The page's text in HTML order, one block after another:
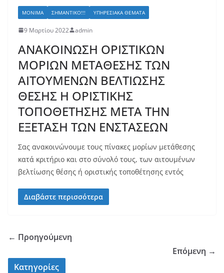
ΜΌΝΙΜΑ ΣΗΜΑΝΤΙΚΌ!!! ΥΠΗΡΕΣΙΑΚΆ ΘΈΜΑΤΑ
9 Μαρτίου 2022 admin
ΑΝΑΚΟΙΝΩΣΗ ΟΡΙΣΤΙΚΩΝ
ΜΟΡΙΩΝ ΜΕΤΑΘΕΣΗΣ ΤΩΝ
ΑΙΤΟΥΜΕΝΩΝ ΒΕΛΤΙΩΣΗΣ
ΘΕΣΗΣ Η ΟΡΙΣΤΙΚΗΣ
ΤΟΠΟΘΕΤΗΣΗΣ ΜΕΤΑ ΤΗΝ
ΕΞΕΤΑΣΗ ΤΩΝ ΕΝΣΤΑΣΕΩΝ
Σας ανακοινώνουμε τους πίνακες μορίων μετάθεσης
κατά κριτήριο και στο σύνολό τους, των αιτουμένων
βελτίωσης θέσης ή οριστικής τοποθέτησης εντός
Διαβάστε περισσότερα
← Προηγούμενη
Επόμενη →
Κατηγορίες